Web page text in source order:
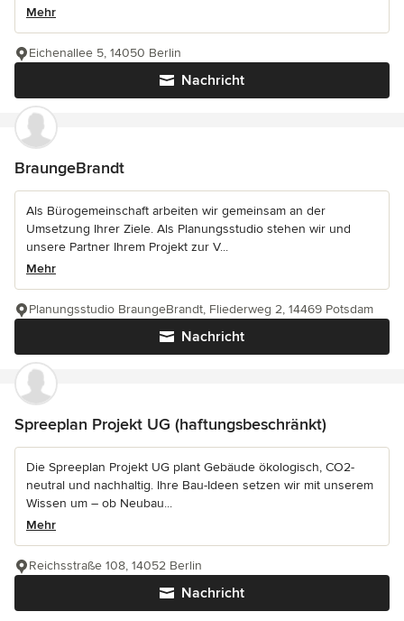
Mehr
Nachricht
Eichenallee 5, 14050 Berlin
BraungeBrandt
Als Bürogemeinschaft arbeiten wir gemeinsam an der
Umsetzung Ihrer Ziele. Als Planungsstudio stehen wir und
unsere Partner Ihrem Projekt zur V...
Mehr
Nachricht
Planungsstudio BraungeBrandt, Fliederweg 2, 14469 Potsdam
Spreeplan Projekt UG (haftungsbeschränkt)
Die Spreeplan Projekt UG plant Gebäude ökologisch, CO2-
neutral und nachhaltig. Ihre Bau-Ideen setzen wir mit unserem
Wissen um – ob Neubau...
Mehr
Nachricht
Reichsstraße 108, 14052 Berlin